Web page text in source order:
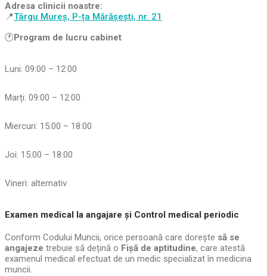
Adresa clinicii noastre:
📍Târgu Mureș, P-ța Mărășești, nr. 21
🕐Program de lucru cabinet
Luni: 09:00 – 12:00
Marți: 09:00 – 12:00
Miercuri: 15:00 – 18:00
Joi: 15:00 – 18:00
Vineri: alternativ
Examen medical la angajare și Control medical periodic
Conform Codului Muncii, orice persoană care dorește să se
angajeze trebuie să dețină o Fișă de aptitudine, care atestă
examenul medical efectuat de un medic specializat în medicina
muncii.